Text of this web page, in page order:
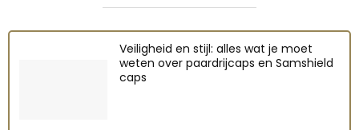
Veiligheid en stijl: alles wat je moet
weten over paardrijcaps en Samshield
caps